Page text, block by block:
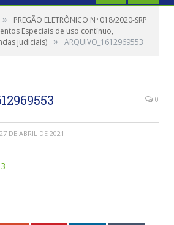
»
PREGÃO ELETRÔNICO Nº 018/2020-SRP
Especiais de uso contínuo,
judiciais) » ARQUIVO_1612969553
0
27 DE ABRIL DE 2021